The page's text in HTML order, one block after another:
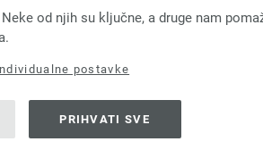
United States of America
od njih su ključne, a druge nam
postavke
PRIHVATI SVE
74,80 € -
ELASTICO
bez PDV-a, dodatno troškovi za dostavu,